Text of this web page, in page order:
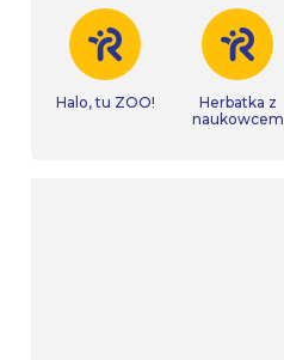
Halo, tu ZOO!
Herbatka z
naukowcem